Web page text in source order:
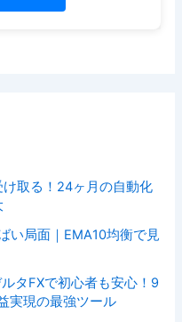
取る！24ヶ月の自動化
い局面｜EMA10均衡で見
タFXで初心者も安心！9
実現の最強ツール